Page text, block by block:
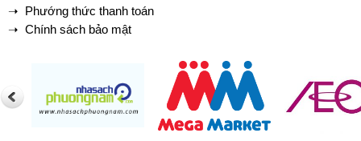
➝ Phướng thức thanh toán
➝ Chính sách bảo mật